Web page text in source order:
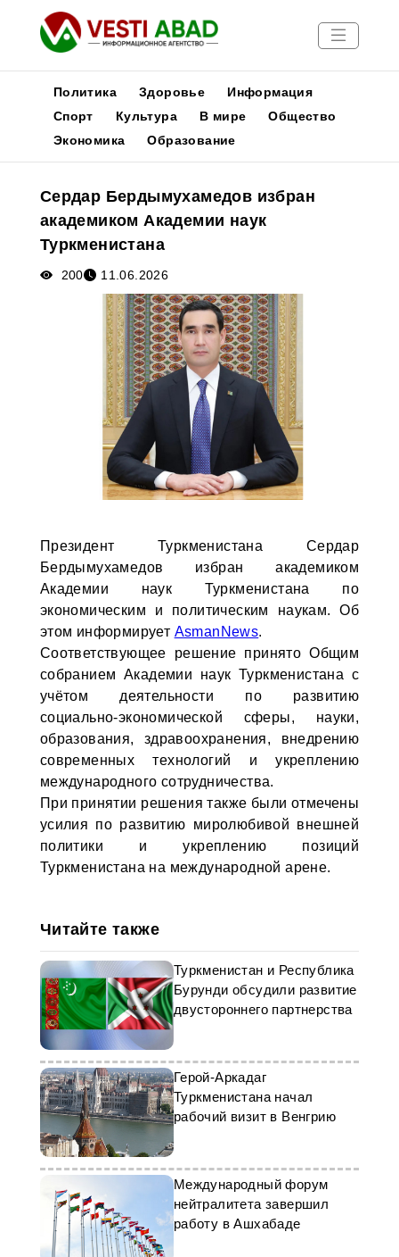
Новости
Медиа
Афиша
Политика Здоровье
Информация
Спорт
Культура В мире
Общество
Экономика
Образование
Сердар Бердымухамедов избран
академиком Академии наук
Туркменистана
200 11.06.2026
Президент Туркменистана Сердар
Бердымухамедов избран академиком
Академии наук Туркменистана по
экономическим и политическим наукам. Об
этом информирует AsmanNews.
Соответствующее решение принято Общим
собранием Академии наук Туркменистана с
учётом деятельности по развитию
социально-экономической сферы, науки,
образования, здравоохранения, внедрению
современных технологий и укреплению
международного сотрудничества.
При принятии решения также были отмечены
усилия по развитию миролюбивой внешней
политики и укреплению позиций
Туркменистана на международной арене.
Читайте также
Туркменистан и Республика
Бурунди обсудили развитие
двустороннего партнерства
Герой-Аркадаг
Туркменистана начал
рабочий визит в Венгрию
Международный форум
нейтралитета завершил
работу в Ашхабаде